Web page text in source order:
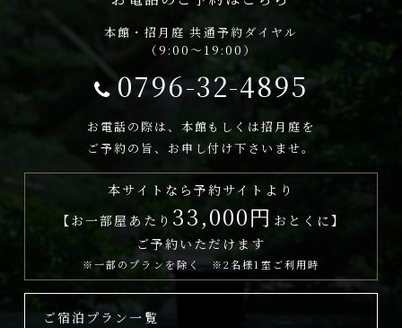
本館・招月庭 共通予約ダイヤル
（9:00～19:00）
0796-32-4895
お電話の際は、本館もしくは招月庭を
ご予約の旨、お申し付け下さいませ。
本サイトなら予約サイトより
【お一部屋あたり 33,000円 おとくに】
ご予約いただけます
※一部のプランを除く ※2名様1室ご利用時
ご宿泊プラン一覧